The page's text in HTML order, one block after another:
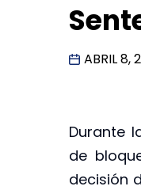
ABRIL 8,
Durante
de
decisión